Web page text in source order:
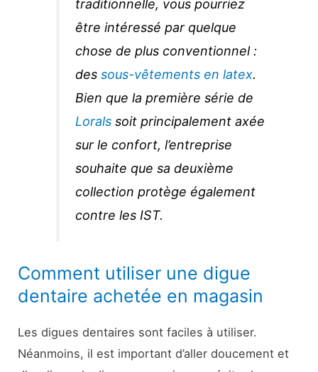
traditionnelle, vous pourriez
être intéressé par quelque
chose de plus conventionnel :
dessous-vêtements en latex.
Bien que la première série de
Lorals soit principalement axée
sur le confort, l’entreprise
souhaite que sa deuxième
collection protège également
contre les IST.
Comment utiliser une digue
dentaire achetée en magasin
Les digues dentaires sont faciles à utiliser.
Néanmoins, il est important d’aller doucement et